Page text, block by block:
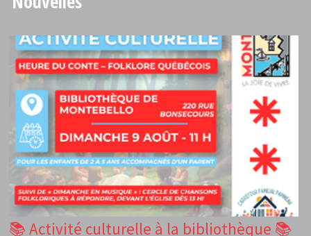
📚 Activité culturelle à la bibliothèque 📚